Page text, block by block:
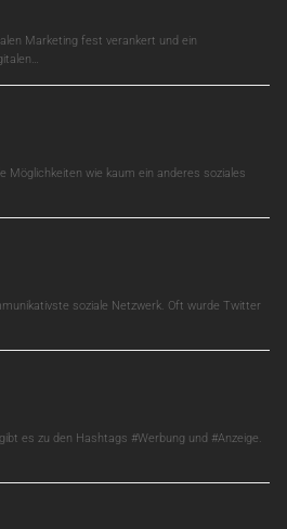
Marketing fest verankert und ein
Möglichkeiten wie kaum ein anderes soziales
soziale Netzwerk. Oft wurde Twitter
es zu den Hashtags #Werbung und #Anzeige.